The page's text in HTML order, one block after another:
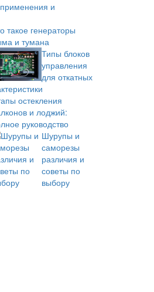
и
такое генераторы
и тумана
Типы блоков
управления
для откатных
остекления
и лоджий:
руководство
Шурупы и
саморезы
различия и
советы по
выбору